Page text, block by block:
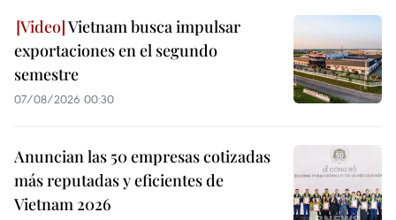
Vietnam busca impulsar
exportaciones en el segundo
semestre
07/08/2026 00:30
Anuncian las 50 empresas cotizadas
más reputadas y eficientes de
Vietnam 2026